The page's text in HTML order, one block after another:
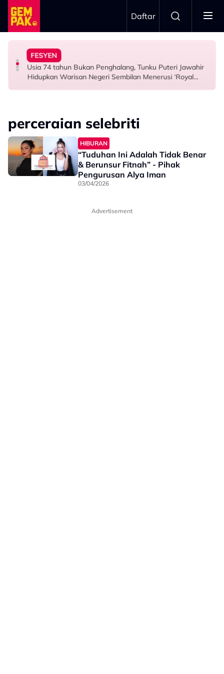
Skip to main content
Daftar
HIBURAN
“Saya Memang Suka Gaya Streetwear…” - Ezaidi Aziz
FESYEN
Usia 74 tahun Bukan Penghalang, Tunku Puteri Jawahir
Hidupkan Warisan Negeri Sembilan Menerusi ‘Royal
BERITA
Tertelan Serpihan Lidi Sate, Wanita Saman Singapore
Airlines
HIBURAN
Permintaan Aneh Jared Leto Di Lokasi, Minta Nelayan
Tangkap Ikan Segar Setiap Hari
perceraian selebriti
HIBURAN
“Tuduhan Ini Adalah Tidak Benar
& Berunsur Fitnah” - Pihak
Pengurusan Alya Iman
03/04/2026
Advertisement